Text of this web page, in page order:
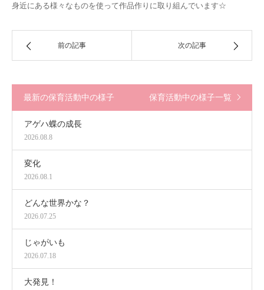
身近にある様々なものを使って作品作りに取り組んでいます☆
前の記事 次の記事
最新の保育活動中の様子 保育活動中の様子一覧
アゲハ蝶の成長
2026.08.8
変化
2026.08.1
どんな世界かな？
2026.07.25
じゃがいも
2026.07.18
大発見！